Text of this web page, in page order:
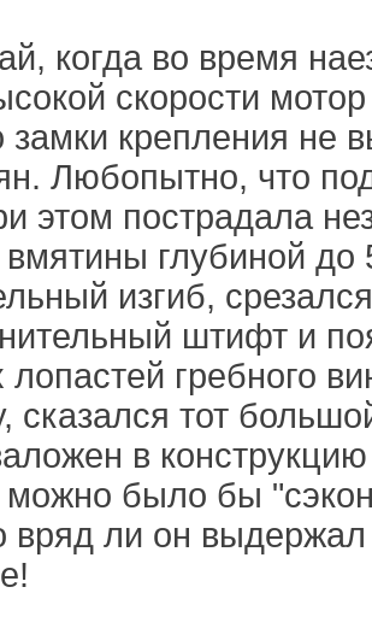
когда во время
скорости мотор
замки крепления не
Любопытно, что
этом пострадала
вмятины глубиной
изгиб, срезался
штифт и
лопастей гребного
сказался тот
в
было бы
вряд ли он выдержал